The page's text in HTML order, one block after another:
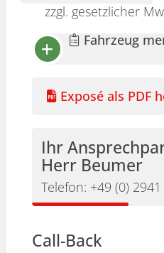
zzgl. gesetzlicher
Fahrzeug
Exposé als PDF
Ihr
Herr Beumer
Telefon: +49 (0)
Call-Back